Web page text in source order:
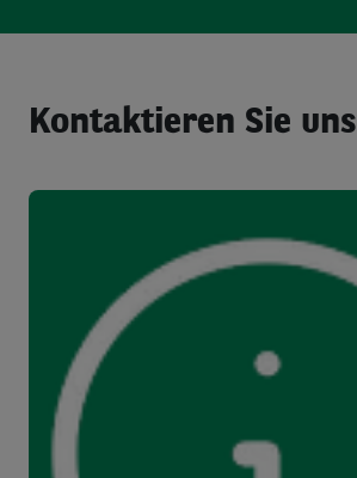
Kontaktieren Sie uns